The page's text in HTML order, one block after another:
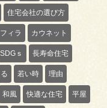
住宅会社の選び方
ィラ カウネット
SDGｓ 長寿命住宅
若い時 理由
和風 快適な住宅 平屋